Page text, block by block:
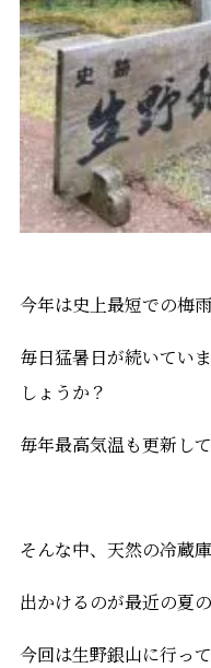
今年は史上最短での梅
毎日猛暑日が続いてい
しょうか？
毎年最高気温も更新し
そんな中、天然の冷蔵
出かけるのが最近の夏
今回は生野銀山に行っ